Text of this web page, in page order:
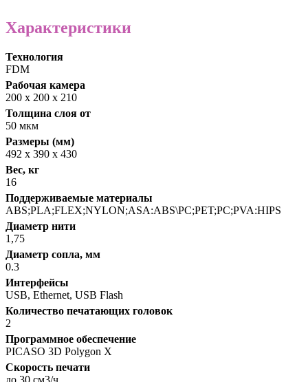
Характеристики
Технология
FDM
Рабочая камера
200 х 200 х 210
Толщина слоя от
50 мкм
Размеры (мм)
492 x 390 x 430
Вес, кг
16
Поддерживаемые материалы
ABS;PLA;FLEX;NYLON;ASA:ABS\PC;PET;PC;PVA:HIPS
Диаметр нити
1,75
Диаметр сопла, мм
0.3
Интерфейсы
USB, Ethernet, USB Flash
Количество печатающих головок
2
Программное обеспечение
PICASO 3D Polygon X
Скорость печати
до 30 см3/ч